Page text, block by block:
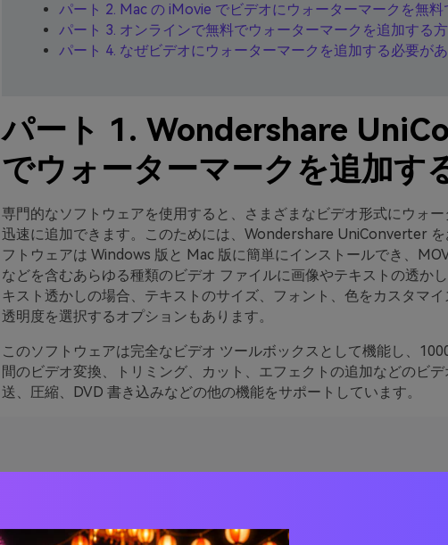
パート 2. Mac の iMovie でビデオにウォーターマークを無
パート 3. オンラインで無料でウォーターマークを追加する
パート 4. なぜビデオにウォーターマークを追加する必要が
パート 1. Wondershare
でウォーターマークを追加す
専門的なソフトウェアを使用すると、さまざまなビデオ形式にウォ
迅速に追加できます。このためには、Wondershare UniConverter を
フトウェアは Windows 版と Mac 版に簡単にインストールでき、
などを含むあらゆる種類のビデオ ファイルに画像やテキストの透か
キスト透かしの場合、テキストのサイズ、フォント、色をカスタマ
透明度を選択するオプションもあります。
このソフトウェアは完全なビデオ ツールボックスとして機能し、
間のビデオ変換、トリミング、カット、エフェクトの追加などのビ
送、圧縮、DVD 書き込みなどの他の機能をサポートしています。
ォーターマークを追加できます。